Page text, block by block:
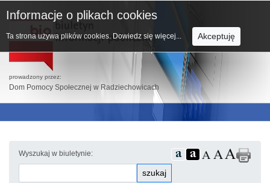
prowadzony przez:
Dom Pomocy Społecznej w Radziechowicach
Wyszukaj w biuletynie:
szukaj
Informacje o plikach cookies
Ta strona używa plików cookies. Dowiedz się więcej... Akceptuję